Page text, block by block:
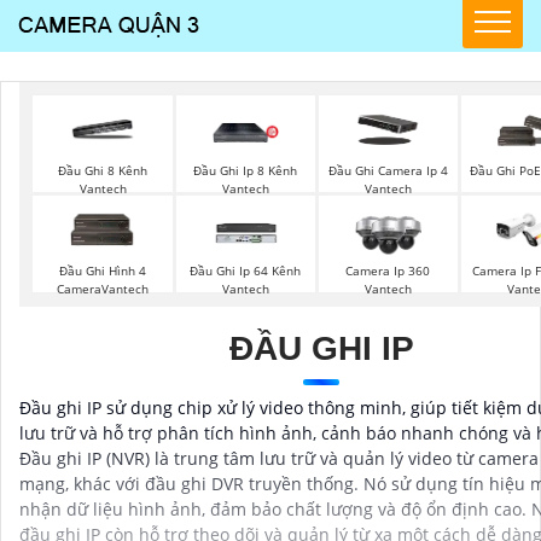
Đầu Ghi 8 Kênh
Vantech
Đầu Ghi Ip 8 Kênh
Vantech
Đầu Ghi Camera Ip 4
Vantech
Đầu Ghi
Đầu Ghi Hình 4
CameraVantech
Đầu Ghi Ip 64 Kênh
Vantech
Camera Ip 360
Vantech
Camera Ip
ĐẦU GHI IP
Đầu ghi IP sử dụng chip xử lý video thông minh, giúp tiết kiệm
lưu trữ và hỗ trợ phân tích hình ảnh, cảnh báo nhanh chóng và
Đầu ghi IP (NVR) là trung tâm lưu trữ và quản lý video từ
mạng, khác với đầu ghi DVR truyền thống. Nó sử dụng tín hiệu
nhận dữ liệu hình ảnh, đảm bảo chất lượng và độ ổn định cao.
đầu ghi IP còn hỗ trợ theo dõi và quản lý từ xa một cách dễ